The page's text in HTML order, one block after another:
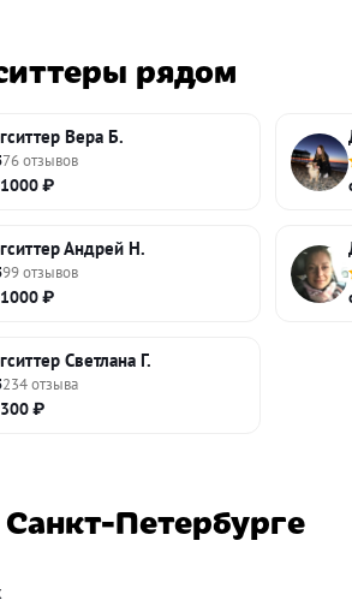
рядом
Вера Б.
76 отзывов
₽
Андрей Н.
99 отзывов
₽
Светлана Г.
234 отзыва
₽
Санкт-Петербурге